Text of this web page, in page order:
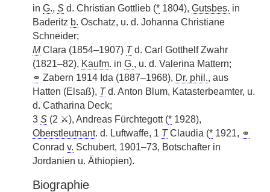
in G., S d. Christian Gottlieb (* 1804), Gutsbes. in
Baderitz b. Oschatz, u. d. Johanna Christiane
Schneider;
MClara (1854–1907) Td. Carl Gotthelf Zwahr
(1821–82), Kaufm. in G., u. d. Valerina Mattern;
⚭ Zabern 1914 Ida (1887–1968), Dr. phil., aus
Hatten (Elsaß), Td. Anton Blum, Katasterbeamter, u.
d. Catharina Deck;
3 S (2 ⚔), Andreas Fürchtegott (* 1928),
Oberstleutnant. d. Luftwaffe, 1 TClaudia (* 1921, ⚭
Conrad v. Schubert, 1901–73, Botschafter in
Jordanien u. Äthiopien).
Biographie